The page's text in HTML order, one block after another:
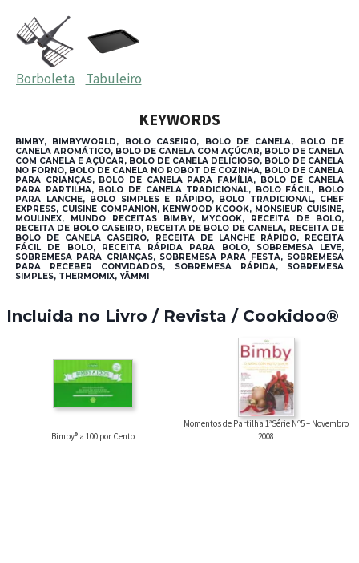
Borboleta Tabuleiro
KEYWORDS
BIMBY, BIMBYWORLD, BOLO CASEIRO, BOLO DE CANELA, BOLO DE
CANELA AROMÁTICO, BOLO DE CANELA COM AÇÚCAR, BOLO DE CANELA
COM CANELA E AÇÚCAR, BOLO DE CANELA DELICIOSO, BOLO DE CANELA
NO FORNO, BOLO DE CANELA NO ROBOT DE COZINHA, BOLO DE CANELA
PARA CRIANÇAS, BOLO DE CANELA PARA FAMÍLIA, BOLO DE CANELA
PARA PARTILHA, BOLO DE CANELA TRADICIONAL, BOLO FÁCIL, BOLO
PARA LANCHE, BOLO SIMPLES E RÁPIDO, BOLO TRADICIONAL, CHEF
EXPRESS, CUISINE COMPANION, KENWOOD KCOOK, MONSIEUR CUISINE,
MOULINEX, MUNDO RECEITAS BIMBY, MYCOOK, RECEITA DE BOLO,
RECEITA DE BOLO CASEIRO, RECEITA DE BOLO DE CANELA, RECEITA DE
BOLO DE CANELA CASEIRO, RECEITA DE LANCHE RÁPIDO, RECEITA
FÁCIL DE BOLO, RECEITA RÁPIDA PARA BOLO, SOBREMESA LEVE,
SOBREMESA PARA CRIANÇAS, SOBREMESA PARA FESTA, SOBREMESA
PARA RECEBER CONVIDADOS, SOBREMESA RÁPIDA, SOBREMESA
SIMPLES, THERMOMIX, YÄMMI
Incluida no Livro / Revista / Cookidoo®
Bimby® a 100 por Cento
Momentos de Partilha 1ªSérie Nº5 – Novembro
2008